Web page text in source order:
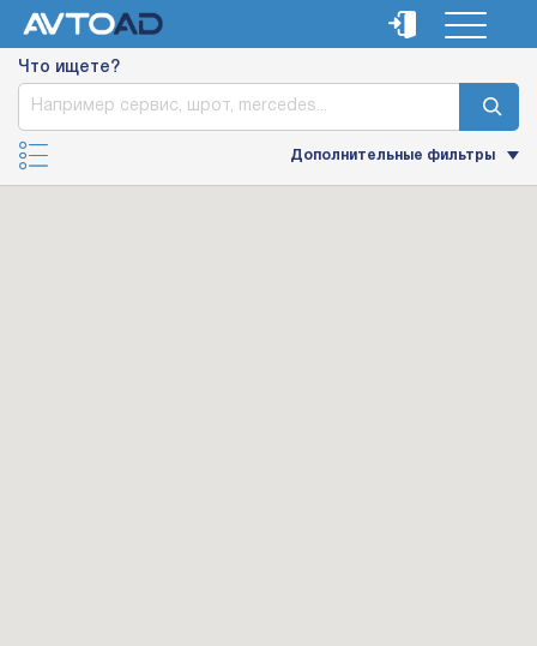
Что ищете?
Дополнительные фильтры